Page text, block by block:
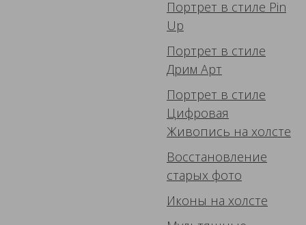
Портрет в стиле Pin
Up
Портрет в стиле
Дрим Арт
Портрет в стиле
Цифровая
Живопись на холсте
Восстановление
старых фото
Иконы на холсте